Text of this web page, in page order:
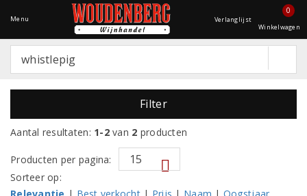
Menu Verlanglijst
0
Winkelwagen
Filter
Aantal resultaten: 1-2van 2 producten
Producten per pagina:
Sorteer op: